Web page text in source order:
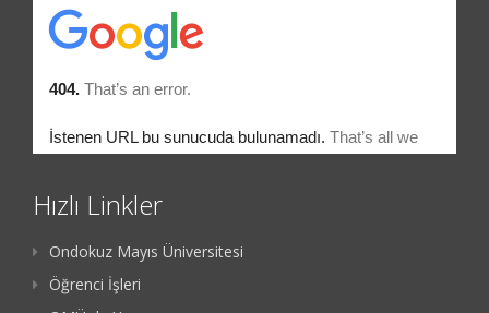
Hızlı Linkler
Ondokuz Mayıs Üniversitesi
Öğrenci İşleri